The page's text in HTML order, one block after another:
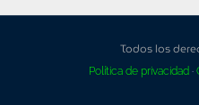
Todos los
Política de privacidad ·